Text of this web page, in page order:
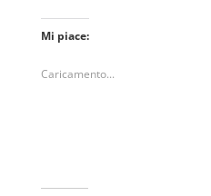
Mi piace:
Caricamento...